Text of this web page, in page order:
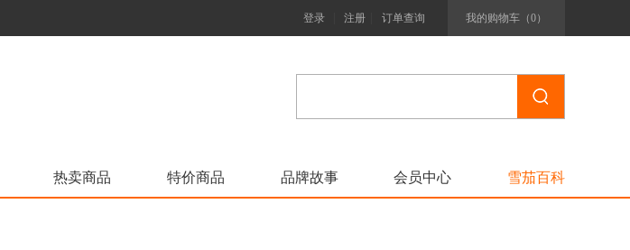
登录 注册 订单查询 我的购物车（0）
热卖商品 特价商品 品牌故事 会员中心 雪茄百科